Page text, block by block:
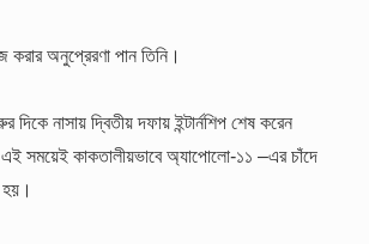
করার অনুপ্রেরণা পান তিনি।
নাসায় দ্বিতীয় দফায় ইন্টার্নশিপ শেষ করেন
এই সময়েই কাকতালীয়ভাবে অ্যাপোলো-১১ –এর চাঁদে